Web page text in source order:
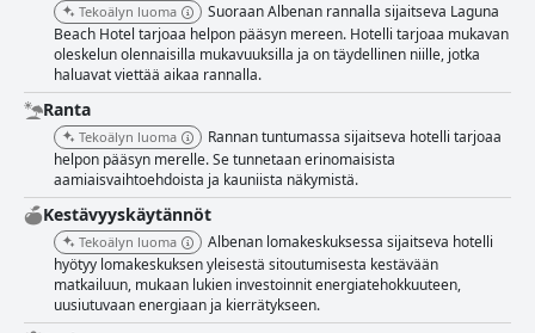
Tekoälyn luoma
Suoraan Albenan rannalla sijaitseva Laguna
Beach Hotel tarjoaa helpon pääsyn mereen. Hotelli tarjoaa mukavan
oleskelun olennaisilla mukavuuksilla ja on täydellinen niille, jotka
haluavat viettää aikaa rannalla.
Ranta
Tekoälyn luoma
Rannan tuntumassa sijaitseva hotelli tarjoaa
helpon pääsyn merelle. Se tunnetaan erinomaisista
aamiaisvaihtoehdoista ja kauniista näkymistä.
Kestävyyskäytännöt
Tekoälyn luoma
Albenan lomakeskuksessa sijaitseva hotelli
hyötyy lomakeskuksen yleisestä sitoutumisesta kestävään
matkailuun, mukaan lukien investoinnit energiatehokkuuteen,
uusiutuvaan energiaan ja kierrätykseen.